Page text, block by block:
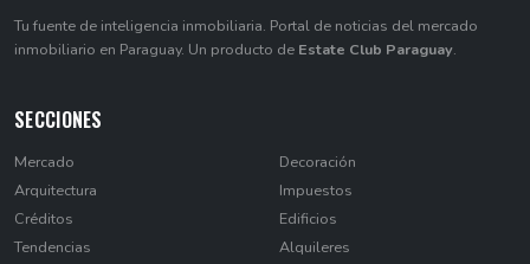
Tu fuente de inteligencia inmobiliaria. Portal de noticias del mercado
inmobiliario en Paraguay. Un producto de Estate Club Paraguay.
SECCIONES
Mercado
Arquitectura
Créditos
Tendencias
Decoración
Impuestos
Edificios
Alquileres